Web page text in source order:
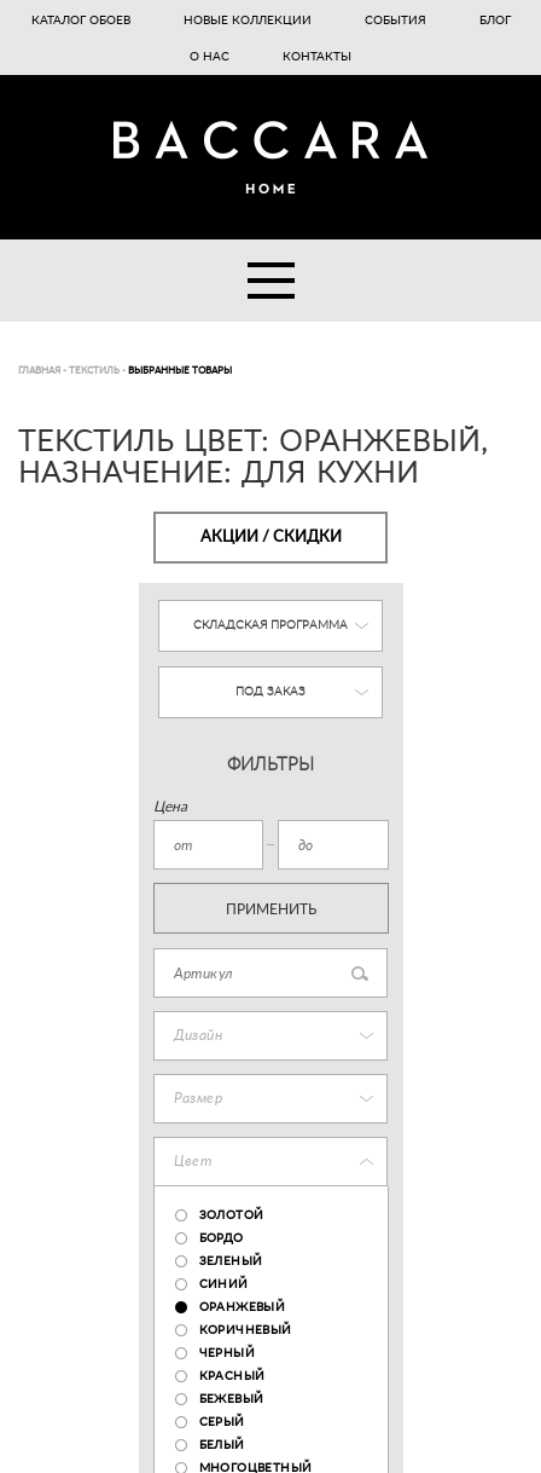
КАТАЛОГ ОБОЕВ НОВЫЕ КОЛЛЕКЦИИ СОБЫТИЯ БЛОГ
О НАС КОНТАКТЫ
ГЛАВНАЯ - ТЕКСТИЛЬ - ВЫБРАННЫЕ ТОВАРЫ
ТЕКСТИЛЬ ЦВЕТ: ОРАНЖЕВЫЙ,
НАЗНАЧЕНИЕ: ДЛЯ КУХНИ
АКЦИИ / СКИДКИ
СКЛАДСКАЯ ПРОГРАММА
ПОД ЗАКАЗ
ФИЛЬТРЫ
Цена
ПРИМЕНИТЬ
Дизайн
Размер
Цвет
ЗОЛОТОЙ
БОРДО
ЗЕЛЕНЫЙ
СИНИЙ
ОРАНЖЕВЫЙ
КОРИЧНЕВЫЙ
ЧЕРНЫЙ
КРАСНЫЙ
БЕЖЕВЫЙ
СЕРЫЙ
БЕЛЫЙ
МНОГОЦВЕТНЫЙ